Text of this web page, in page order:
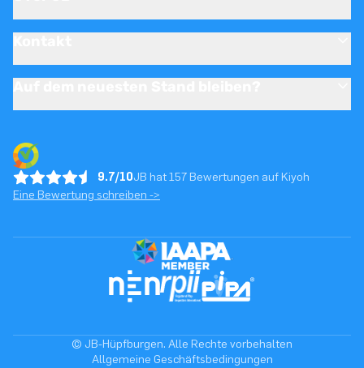
9.7/10JB hat 157 Bewertungen auf Kiyoh
Eine Bewertung schreiben ->
© JB-Hüpfburgen. Alle Rechte vorbehalten
Allgemeine Geschäftsbedingungen